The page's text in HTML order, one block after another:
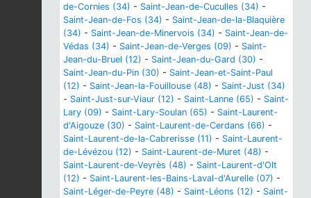
de-Cornies (34) - Saint-Jean-de-Cuculles (34) -
Saint-Jean-de-Fos (34) - Saint-Jean-de-la-Blaquière
(34) - Saint-Jean-de-Minervois (34) - Saint-Jean-de-
Védas (34) - Saint-Jean-de-Verges (09) - Saint-
Jean-du-Bruel (12) - Saint-Jean-du-Gard (30) -
Saint-Jean-du-Pin (30) - Saint-Jean-et-Saint-Paul
(12) - Saint-Jean-la-Fouillouse (48) - Saint-Just (34)
- Saint-Just-sur-Viaur (12) - Saint-Lanne (65) - Saint-
Lary (09) - Saint-Lary-Soulan (65) - Saint-Laurent-
d'Aigouze (30) - Saint-Laurent-de-Cerdans (66) -
Saint-Laurent-de-la-Cabrerisse (11) - Saint-Laurent-
de-Lévézou (12) - Saint-Laurent-de-Muret (48) -
Saint-Laurent-de-Veyrès (48) - Saint-Laurent-d'Olt
(12) - Saint-Laurent-les-Bains-Laval-d'Aurelle (07) -
Saint-Léger-de-Peyre (48) - Saint-Léons (12) - Saint-